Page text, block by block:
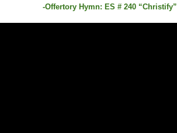
-Offertory Hymn: ES # 240 “Christify”